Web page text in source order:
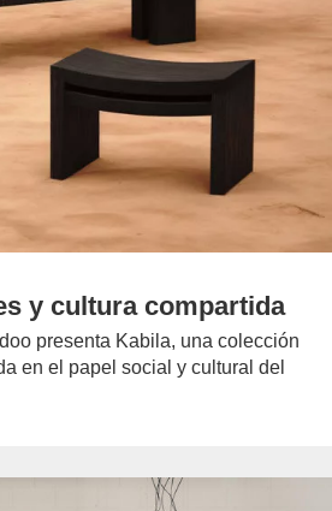
y cultura compartida
presenta Kabila, una colección
en el papel social y cultural del